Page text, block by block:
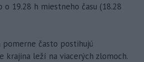
o 19.28 h miestneho času (18.28
pomerne často postihujú
krajina leží na viacerých zlomoch.